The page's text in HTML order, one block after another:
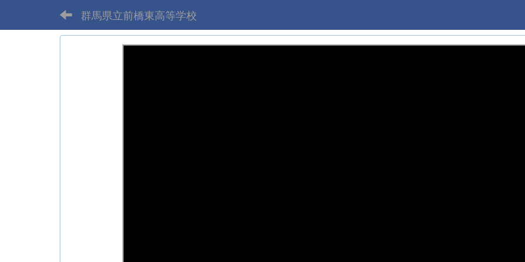
群馬県立前橋東高等学校